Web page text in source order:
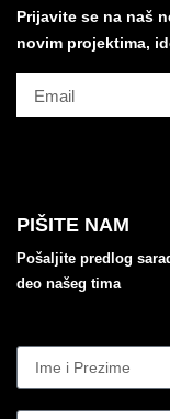
Prijavite se na naš
novim projektima,
PIŠITE NAM
Pošaljite predlog
deo našeg tima